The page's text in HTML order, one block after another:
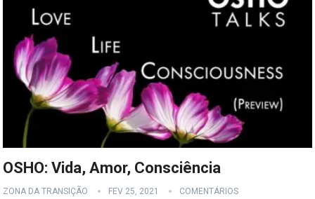
OSHO: Vida, Amor, Consciência
ZONA DA TRANSIÇÃO FEV 25, 2021 COMENTÁRIOS